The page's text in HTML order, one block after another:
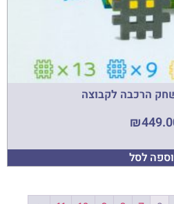
הרכבה לקבוצה
₪
לסל